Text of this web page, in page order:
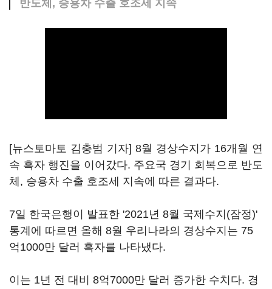
반도체, 승용차 수출 호조세 지속
[뉴스토마토 김충범 기자] 8월 경상수지가 16개월 연
속 흑자 행진을 이어갔다. 주요국 경기 회복으로 반도
체, 승용차 수출 호조세 지속에 따른 결과다.
7일 한국은행이 발표한 '2021년 8월 국제수지(잠정)'
통계에 따르면 올해 8월 우리나라의 경상수지는 75
억1000만 달러 흑자를 나타냈다.
이는 1년 전 대비 8억7000만 달러 증가한 수치다. 경